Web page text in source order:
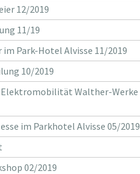
12/2019
11/19
im Park-Hotel Alvisse 11/2019
10/2019
Walther-Werke
im Parkhotel Alvisse 05/2019
02/2019